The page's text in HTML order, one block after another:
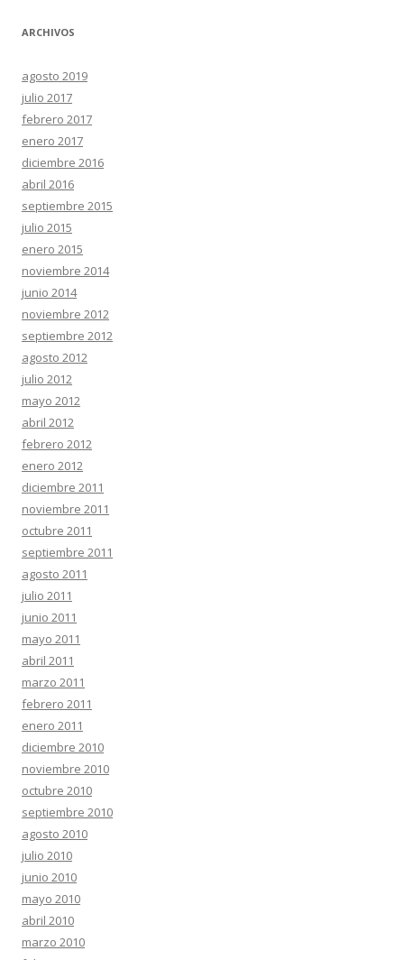
ARCHIVOS
agosto 2019
julio 2017
febrero 2017
enero 2017
diciembre 2016
abril 2016
septiembre 2015
julio 2015
enero 2015
noviembre 2014
junio 2014
noviembre 2012
septiembre 2012
agosto 2012
julio 2012
mayo 2012
abril 2012
febrero 2012
enero 2012
diciembre 2011
noviembre 2011
octubre 2011
septiembre 2011
agosto 2011
julio 2011
junio 2011
mayo 2011
abril 2011
marzo 2011
febrero 2011
enero 2011
diciembre 2010
noviembre 2010
octubre 2010
septiembre 2010
agosto 2010
julio 2010
junio 2010
mayo 2010
abril 2010
marzo 2010